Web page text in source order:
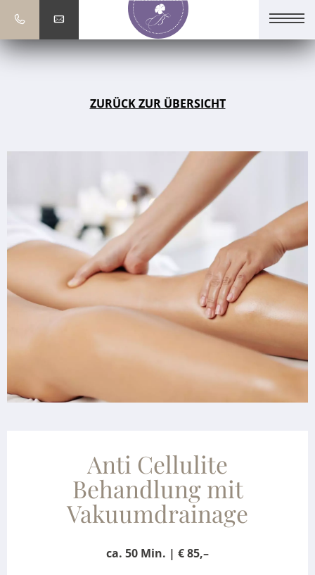
ZURÜCK ZUR ÜBERSICHT
Anti Cellulite
Behandlung mit
Vakuumdrainage
ca. 50 Min. | € 85,–